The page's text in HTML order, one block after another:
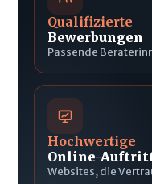
Qualifizierte
Bewerbungen
Passende
Hochwertige
Online-
Websites, die